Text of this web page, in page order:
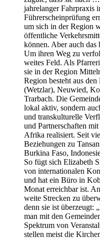
jahrelanger Fahrpraxis
Führerscheinprüfung
um sich in der Region
öffentliche
können. Aber auch das
Um ihren Weg zu
weites Feld. Als
sie in der Region
Region besteht aus
(Wetzlar), Neuwied,
Trarbach. Die
lokal aktiv, sondern
und transkulturelle
und Partnerschaften
Afrika realisiert. Seit
Beziehungen zu
Burkina Faso,
So fügt sich Elizabeth
von internationalen
und hat ein Büro in
Monat erreichbar ist.
weite Strecken zu
denn sie ist überzeugt:
man mit den
Spektrum von
stellen meist die